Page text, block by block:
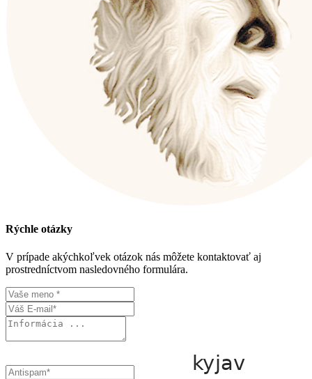
Rýchle otázky
V prípade akýchkoľvek otázok nás môžete kontaktovať aj
prostredníctvom nasledovného formulára.